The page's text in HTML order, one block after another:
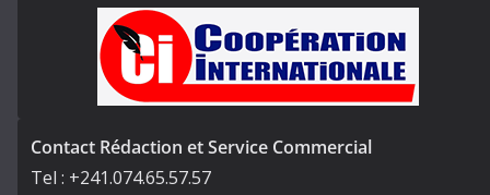
Contact Rédaction et Service Commercial
Tel : +241.074.65.57.57